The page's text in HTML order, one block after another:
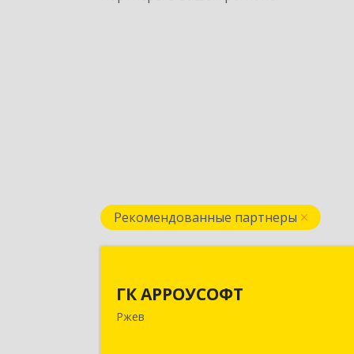
Рекомендованные партнеры
ГК АРРОУСОФТ
Ржев
Ржев г, Большая Спасская ул, дом №